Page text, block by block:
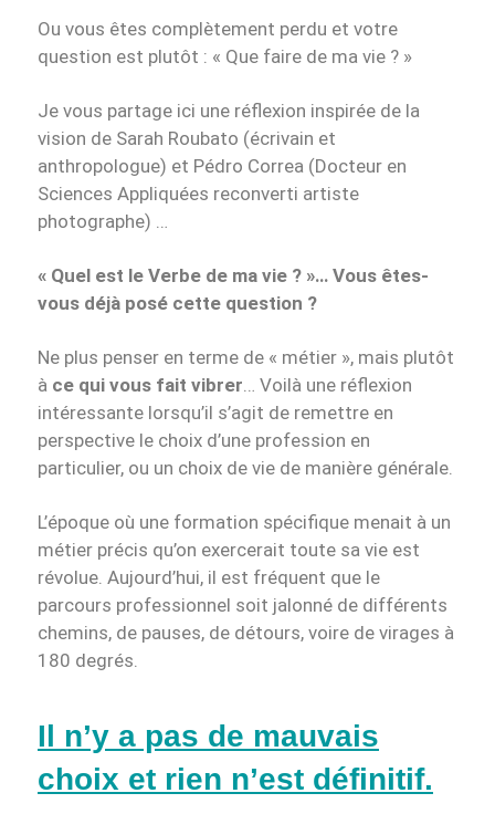
Ou vous êtes complètement perdu et votre
question est plutôt : « Que faire de ma vie ? »
Je vous partage ici une réflexion inspirée de la
vision de Sarah Roubato (écrivain et
anthropologue) et Pédro Correa (Docteur en
Sciences Appliquées reconverti artiste
photographe) …
« Quel est le Verbe de ma vie ? »… Vous êtes-
vous déjà posé cette question ?
Ne plus penser en terme de « métier », mais plutôt
à ce qui vous fait vibrer… Voilà une réflexion
intéressante lorsqu’il s’agit de remettre en
perspective le choix d’une profession en
particulier, ou un choix de vie de manière générale.
L’époque où une formation spécifique menait à un
métier précis qu’on exercerait toute sa vie est
révolue. Aujourd’hui, il est fréquent que le
parcours professionnel soit jalonné de différents
chemins, de pauses, de détours, voire de virages à
180 degrés.
Il n’y a pas de mauvais
choix et rien n’est définitif.